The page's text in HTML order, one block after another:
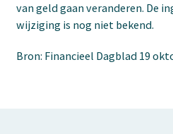
van geld gaan veranderen. De
wijziging is nog niet bekend.
Bron: Financieel Dagblad 19